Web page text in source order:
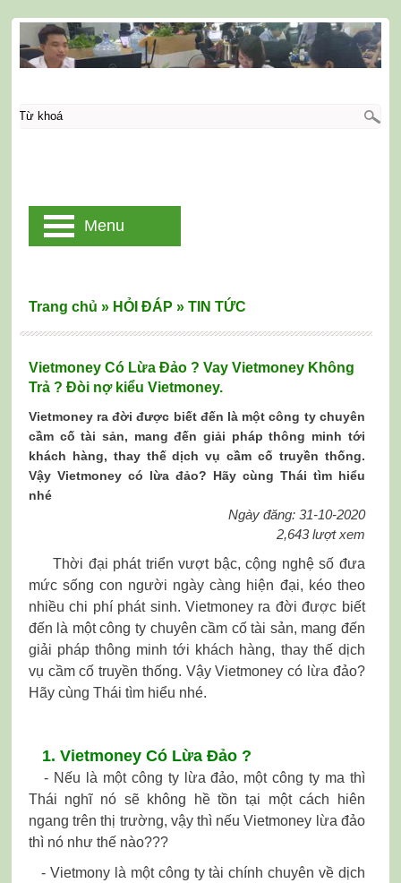
Vietmoney Có Lừa Đảo ? Vay Vietmoney Không
Trả ? Đòi nợ kiểu Vietmoney.
Vietmoney ra đời được biết đến là một công ty chuyên
cầm cố tài sản, mang đến giải pháp thông minh tới
khách hàng, thay thế dịch vụ cầm cố truyền thống.
Vậy Vietmoney có lừa đảo? Hãy cùng Thái tìm hiểu
nhé
Ngày đăng: 31-10-2020
2,643 lượt xem
Thời đại phát triển vượt bậc, cộng nghệ số đưa
mức sống con người ngày càng hiện đại, kéo theo
nhiều chi phí phát sinh. Vietmoney ra đời được biết
đến là một công ty chuyên cầm cố tài sản, mang đến
giải pháp thông minh tới khách hàng, thay thế dịch
vụ cầm cố truyền thống. Vậy Vietmoney có lừa đảo?
Hãy cùng Thái tìm hiểu nhé.
1. Vietmoney Có Lừa Đảo ?
- Nếu là một công ty lừa đảo, một công ty ma thì
Thái nghĩ nó sẽ không hề tồn tại một cách hiên
ngang trên thị trường, vậy thì nếu Vietmoney lừa đảo
thì nó như thế nào???
- Vietmony là một công ty tài chính chuyên về dịch
Trang chủ » HỎI ĐÁP » TIN TỨC
Menu